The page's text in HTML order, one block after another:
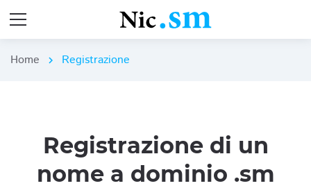
Home chevron_right Registrazione
Registrazione di un
nome a dominio .sm